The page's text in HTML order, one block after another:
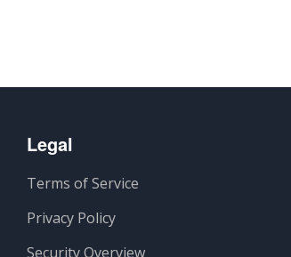
Legal
Terms of Service
Privacy Policy
Security Overview